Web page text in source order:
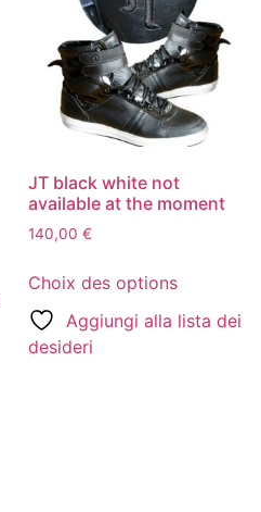
JT black white not
available at the moment
140,00 €
Choix des options
Aggiungi alla lista dei
desideri